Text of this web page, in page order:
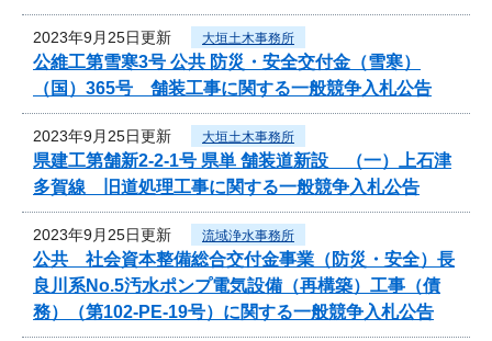
2023年9月25日更新 大垣土木事務所
公維工第雪寒3号 公共 防災・安全交付金（雪寒）
（国）365号 舗装工事に関する一般競争入札公告
2023年9月25日更新 大垣土木事務所
県建工第舗新2-2-1号 県単 舗装道新設 （一）上石津
多賀線 旧道処理工事に関する一般競争入札公告
2023年9月25日更新 流域浄水事務所
公共 社会資本整備総合交付金事業（防災・安全）長
良川系No.5汚水ポンプ電気設備（再構築）工事（債
務）（第102-PE-19号）に関する一般競争入札公告